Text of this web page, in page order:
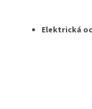
Elektrická